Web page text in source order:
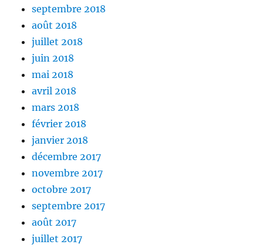
septembre 2018
août 2018
juillet 2018
juin 2018
mai 2018
avril 2018
mars 2018
février 2018
janvier 2018
décembre 2017
novembre 2017
octobre 2017
septembre 2017
août 2017
juillet 2017